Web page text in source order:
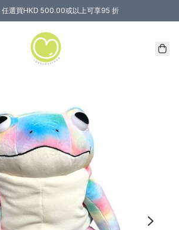
任選買HKD 500.00或以上可享95 折